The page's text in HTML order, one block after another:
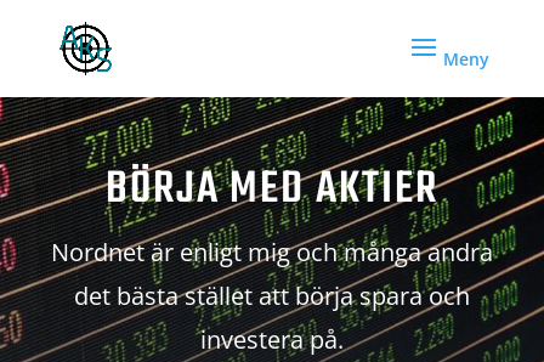
BÖRJA MED AKTIER
Nordnet är enligt mig och många andra
det bästa stället att börja spara och
investera på.